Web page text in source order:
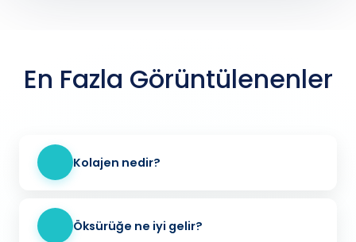
En Fazla Görüntülenenler
Kolajen nedir?
Öksürüğe ne iyi gelir?